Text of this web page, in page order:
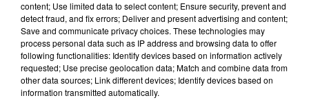
Lecture (4 min 31 sec)
100%
100% Radio les infos du Comminges
content; Use limited data to select content; Ensure security, prevent and
detect fraud, and fix errors; Deliver and present advertising and content;
Save and communicate privacy choices. These technologies may
process personal data such as IP address and browsing data to offer
following functionalities: Identify devices based on information actively
requested; Use precise geolocation data; Match and combine data from
other data sources; Link different devices; Identify devices based on
information transmitted automatically.